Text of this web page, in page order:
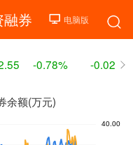
券
-0.78% -0.02
余额(万元)